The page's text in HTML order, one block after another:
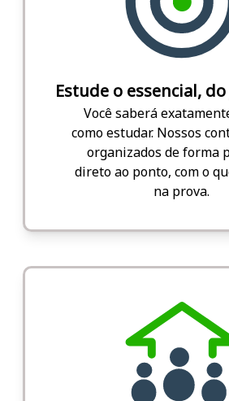
Estude o essencial,
Você saberá
como estudar. Nossos
organizados de forma
direto ao ponto, com o
na prova.